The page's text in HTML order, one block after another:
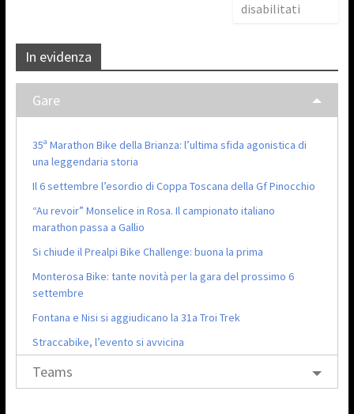
disabilitati
In evidenza
Gare
35ª Marathon Bike della Brianza: l’ultima sfida agonistica di
una leggendaria storia
Il 6 settembre l’esordio di Coppa Toscana della Gf Pinocchio
“Au revoir” Monselice in Rosa. Il campionato italiano
marathon passa a Gallio
Si chiude il Prealpi Bike Challenge: buona la prima
Monterosa Bike: tante novità per la gara del prossimo 6
settembre
Fontana e Nisi si aggiudicano la 31a Troi Trek
Straccabike, l’evento si avvicina
Teams